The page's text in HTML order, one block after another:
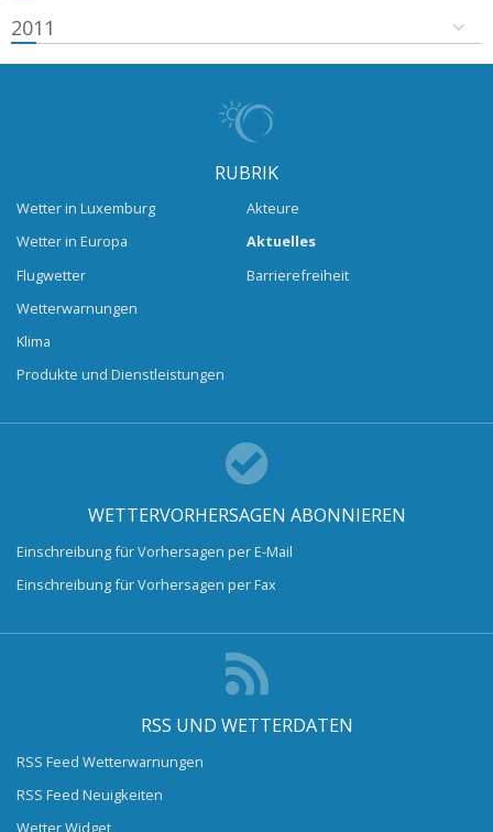
2011
RUBRIK
Wetter in Luxemburg
Wetter in Europa
Flugwetter
Wetterwarnungen
Klima
Produkte und Dienstleistungen
Akteure
Aktuelles
Barrierefreiheit
WETTERVORHERSAGEN ABONNIEREN
Einschreibung für Vorhersagen per E-Mail
Einschreibung für Vorhersagen per Fax
RSS UND WETTERDATEN
RSS Feed Wetterwarnungen
RSS Feed Neuigkeiten
Wetter Widget